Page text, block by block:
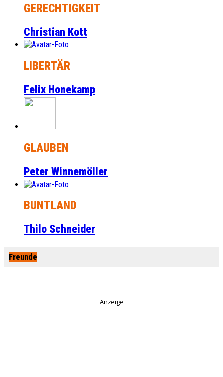
GERECHTIGKEIT
Christian Kott
LIBERTÄR
Felix Honekamp
GLAUBEN
Peter Winnemöller
BUNTLAND
Thilo Schneider
Freunde
Anzeige